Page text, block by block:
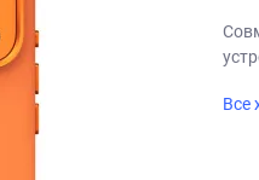
Все